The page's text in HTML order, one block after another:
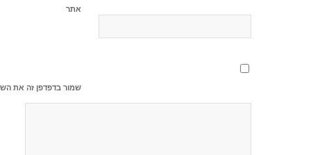
אתר
שמור בדפדפן זה את